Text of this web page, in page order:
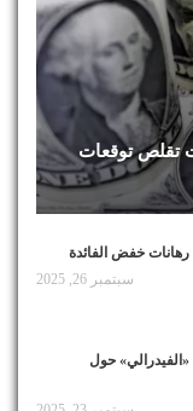
تقلص توقعات
رهانات خفض الفائدة
سبتمبر 26, 2025
حول